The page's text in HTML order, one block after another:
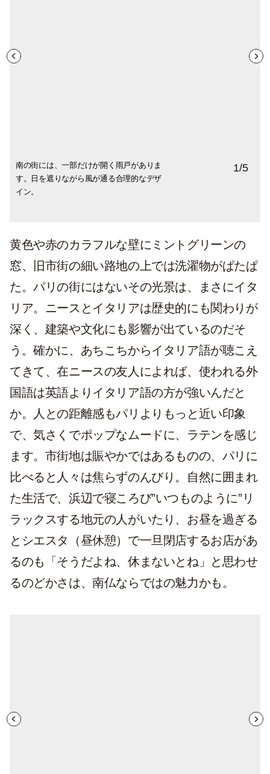
南の街には、一部だけが開く雨戸がありま
す。日を遮りながら風が通る合理的なデザ
イン。
砂ではなく丸い石でできているニースの海
岸。ごろごろ寝ころんだり泳いだり。浜辺
からはコート・ダジュール空港を発着する
マルシェの八百屋さんにはワイルドなレモ
ンがいっぱい。色も形も大きさも、パリで
は見ない南国感！ レモンジュースでも作っ
広く伸びるアルベール1世公園は地元の人た
ちの憩いの場。木の下でお昼寝する人、ピ
クニックする人、子供たちはアスレチック
旧市街の坂道にある目を引く建物。グリー
ン×イエローが青い空に映えて、通るたびに
足を止めて見上げています。
1/5
黄色や赤のカラフルな壁にミントグリーンの
窓、旧市街の細い路地の上では洗濯物がぱたぱ
た。パリの街にはないその光景は、まさにイタ
リア。ニースとイタリアは歴史的にも関わりが
深く、建築や文化にも影響が出ているのだそ
う。確かに、あちこちからイタリア語が聴こえ
てきて、在ニースの友人によれば、使われる外
国語は英語よりイタリア語の方が強いんだと
か。人との距離感もパリよりもっと近い印象
で、気さくでポップなムードに、ラテンを感じ
ます。市街地は賑やかではあるものの、パリに
比べると人々は焦らずのんびり。自然に囲まれ
た生活で、浜辺で寝ころび”いつものように”リ
ラックスする地元の人がいたり、お昼を過ぎる
とシエスタ（昼休憩）で一旦閉店するお店があ
るのも「そうだよね、休まないとね」と思わせ
るのどかさは、南仏ならではの魅力かも。